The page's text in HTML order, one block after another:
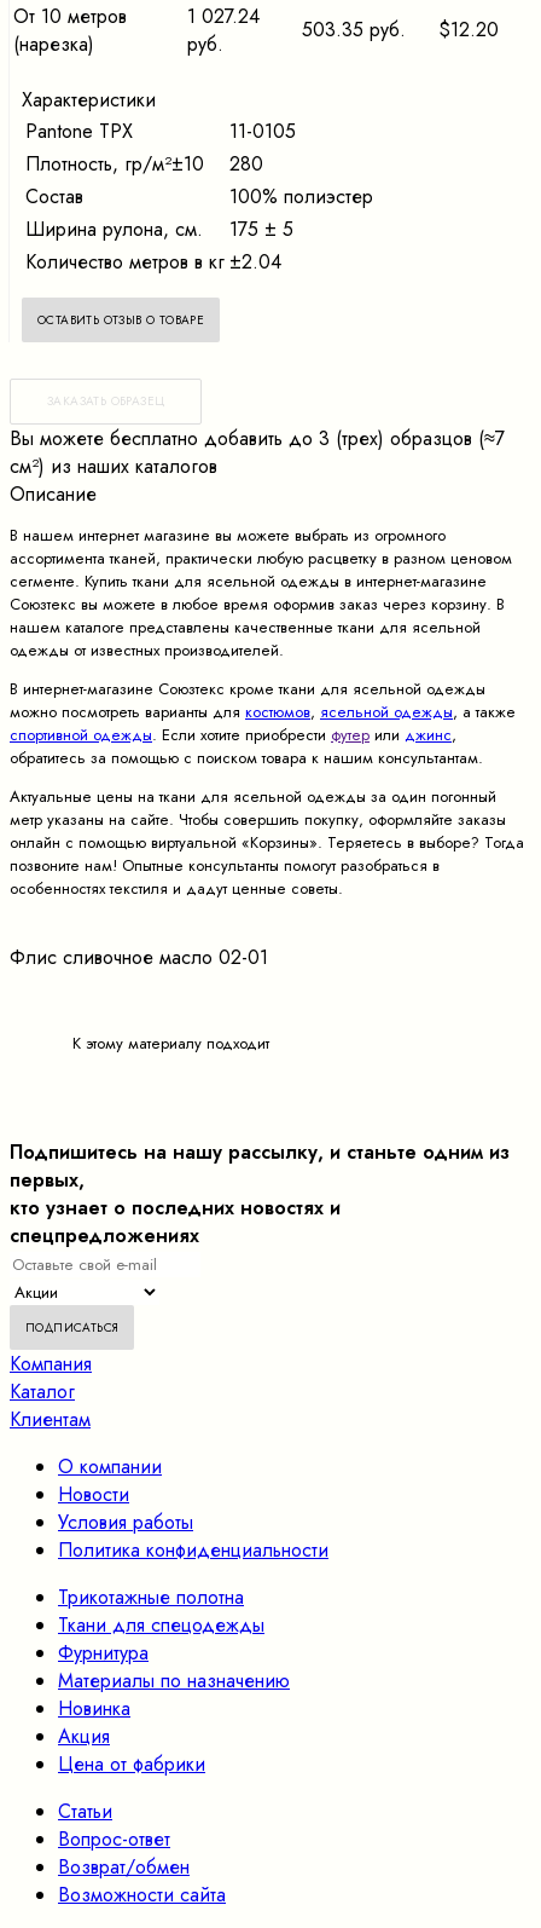
От 10 метров
(нарезка)
1 027.24
руб.
503.35 руб. $12.20
Характеристики
Pantone TPX
11-0105
Плотность, гр/м²±10
280
Состав
100% полиэстер
Ширина рулона, см.
175 ± 5
Количество метров в кг ±2.04
ОСТАВИТЬ ОТЗЫВ О ТОВАРЕ
ЗАКАЗАТЬ ОБРАЗЕЦ
Вы можете бесплатно добавить до 3 (трех) образцов (≈7
cм²) из наших каталогов
Описание
В нашем интернет магазине вы можете выбрать из огромного
ассортимента тканей, практически любую расцветку в разном ценовом
сегменте. Купить ткани для ясельной одежды в интернет-магазине
Союзтекс вы можете в любое время оформив заказ через корзину. В
нашем каталоге представлены качественные ткани для ясельной
одежды от известных производителей.
В интернет-магазине Союзтекс кроме ткани для ясельной одежды
можно посмотреть варианты для костюмов, ясельной одежды, а также
спортивной одежды. Если хотите приобрести футер или джинс,
обратитесь за помощью с поиском товара к нашим консультантам.
Актуальные цены на ткани для ясельной одежды за один погонный
метр указаны на сайте. Чтобы совершить покупку, оформляйте заказы
онлайн с помощью виртуальной «Корзины». Теряетесь в выборе? Тогда
позвоните нам! Опытные консультанты помогут разобраться в
особенностях текстиля и дадут ценные советы.
Флис сливочное масло 02-01
К этому материалу подходит
Подпишитесь на нашу рассылку, и станьте одним из
первых,
кто узнает о последних новостях и
спецпредложениях
Компания
Каталог
Клиентам
О компании
Новости
Условия работы
Политика конфиденциальности
Трикотажные полотна
Ткани для спецодежды
Фурнитура
Материалы по назначению
Новинка
Акция
Цена от фабрики
Статьи
Вопрос-ответ
Возврат/обмен
Возможности сайта